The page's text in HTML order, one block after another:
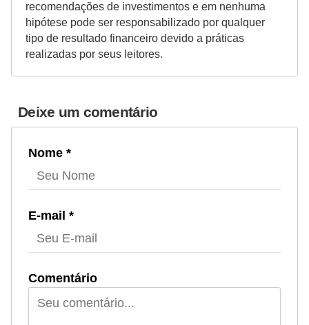
recomendações de investimentos e em nenhuma
hipótese pode ser responsabilizado por qualquer
tipo de resultado financeiro devido a práticas
realizadas por seus leitores.
Deixe um comentário
Nome *
E-mail *
Comentário